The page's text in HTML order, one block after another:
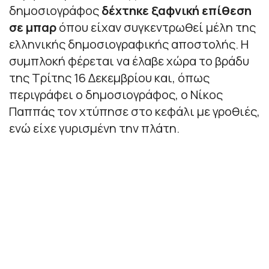
δημοσιογράφοςδέχτηκε ξαφνική επίθεση
σε μπαρόπου είχαν συγκεντρωθεί μέλη της
ελληνικής δημοσιογραφικής αποστολής. Η
συμπλοκή φέρεται να έλαβε χώρα το βράδυ
της Τρίτης 16 Δεκεμβρίου και, όπως
περιγράφει ο δημοσιογράφος, ο Νίκος
Παππάς τον χτύπησε στο κεφάλι με γροθιές,
ενώ είχε γυρισμένη την πλάτη.